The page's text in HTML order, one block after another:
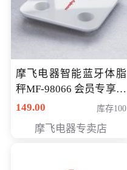
摩飞电器智能蓝牙体脂
秤MF-98066 会员专享价
98元
149.00 库存100
摩飞电器专卖店